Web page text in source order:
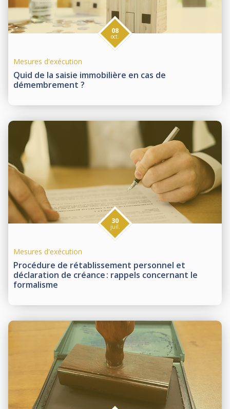
Quid de la saisie immobilière en cas de
démembrement ?
08
oct.
Mesures d'exécution
Procédure de rétablissement personnel et
déclaration de créance : rappels concernant le
formalisme
30
juil.
Mesures d'exécution